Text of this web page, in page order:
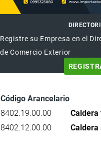
Registre su Empresa en el
de Comercio Exterior
Código Arancelario
8402.19.00.00
8402.12.00.00
Caldera